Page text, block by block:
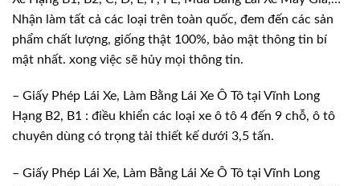
Nhận làm tất cả các loại trên toàn quốc, đem đến các sản
phẩm chất lượng, giống thật 100%, bảo mật thông tin bí
mật nhất. xong việc sẽ hủy mọi thông tin.
– Giấy Phép Lái Xe, Làm Bằng Lái Xe Ô Tô tại Vĩnh Long
Hạng B2, B1 : điều khiển các loại xe ô tô 4 đến 9 chỗ, ô tô
chuyên dùng có trọng tải thiết kế dưới 3,5 tấn.
– Giấy Phép Lái Xe, Làm Bằng Lái Xe Ô Tô tại Vĩnh Long